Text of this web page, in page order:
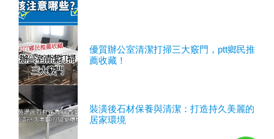
優質辦公室清潔打掃三大竅門，ptt鄉民推
薦收藏！
裝潢後石材保養與清潔：打造持久美麗的
居家環境